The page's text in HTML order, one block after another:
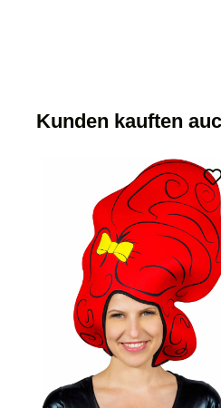
Kunden kauften